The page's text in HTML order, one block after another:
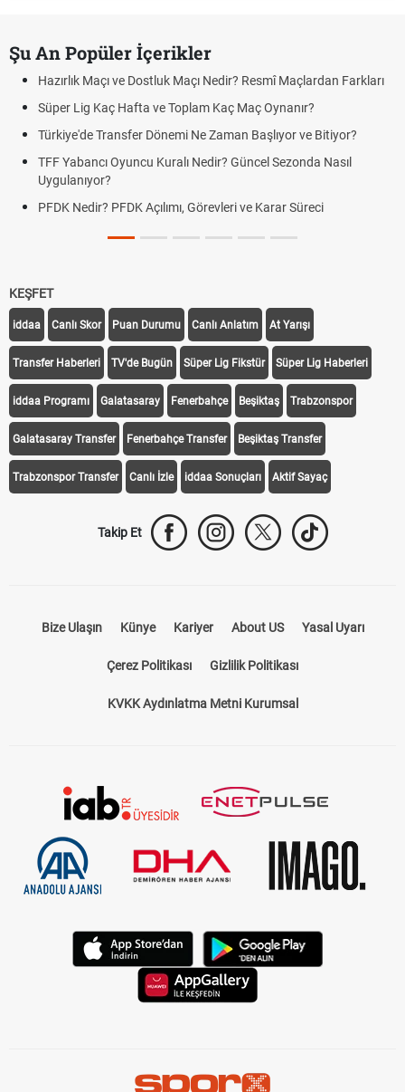
Şu An Popüler İçerikler
Hazırlık Maçı ve Dostluk Maçı Nedir? Resmî Maçlardan Farkları
Süper Lig Kaç Hafta ve Toplam Kaç Maç Oynanır?
Türkiye'de Transfer Dönemi Ne Zaman Başlıyor ve Bitiyor?
TFF Yabancı Oyuncu Kuralı Nedir? Güncel Sezonda Nasıl
Uygulanıyor?
PFDK Nedir? PFDK Açılımı, Görevleri ve Karar Süreci
KEŞFET
iddaa Canlı Skor Puan Durumu Canlı Anlatım At Yarışı
Transfer Haberleri TV'de Bugün Süper Lig Fikstür Süper Lig Haberleri
iddaa Programı Galatasaray Fenerbahçe Beşiktaş Trabzonspor
Galatasaray Transfer Fenerbahçe Transfer Beşiktaş Transfer
Trabzonspor Transfer Canlı İzle iddaa Sonuçları Aktif Sayaç
Takip Et
Bize Ulaşın Künye Kariyer About US Yasal Uyarı
Çerez Politikası Gizlilik Politikası
KVKK Aydınlatma Metni Kurumsal